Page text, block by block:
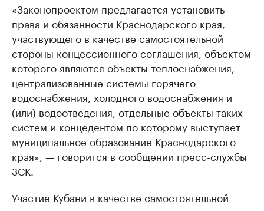
«Законопроектом предлагается установить
права и обязанности Краснодарского края,
участвующего в качестве самостоятельной
стороны концессионного соглашения, объектом
которого являются объекты теплоснабжения,
централизованные системы горячего
водоснабжения, холодного водоснабжения и
(или) водоотведения, отдельные объекты таких
систем и концедентом по которому выступает
муниципальное образование Краснодарского
края», — говорится в сообщении пресс-службы
ЗСК.
Участие Кубани в качестве самостоятельной